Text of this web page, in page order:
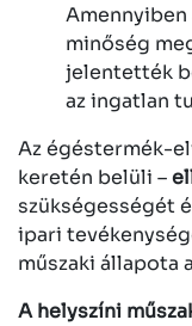
Amennyiben
minőség
jelentették
az ingatlan
Az égéstermék-
keretén belüli –
szükségességét
ipari
műszaki állapota
A helyszíni